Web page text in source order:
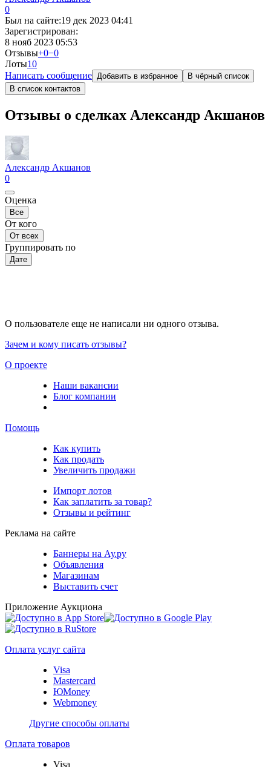
0
Был на сайте:19 дек 2023 04:41
Зарегистрирован:
8 нояб 2023 05:53
Отзывы+0−0
Лоты10
Написать сообщение Добавить в избранное
В чёрный список
В список контактов
Отзывы о сделках Александр Акшанов
Александр Акшанов
0
Оценка
Все
От кого
От всех
Группировать по
Дате
О пользователе еще не написали ни одного отзыва.
Зачем и кому писать отзывы?
О проекте
Наши вакансии
Блог компании
Помощь
Как купить
Как продать
Увеличить продажи
Импорт лотов
Как заплатить за товар?
Отзывы и рейтинг
Реклама на сайте
Баннеры на Ау.ру
Объявления
Магазинам
Выставить счет
Приложение Аукциона
Оплата услуг сайта
Visa
Mastercard
ЮMoney
Webmoney
Другие способы оплаты
Оплата товаров
Visa